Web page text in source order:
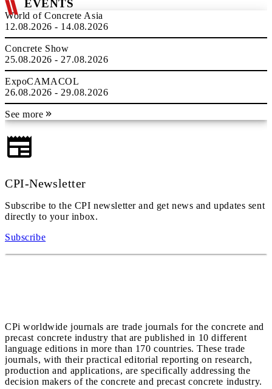
EVENTS
World of Concrete Asia
12.08.2026 - 14.08.2026
Concrete Show
25.08.2026 - 27.08.2026
ExpoCAMACOL
26.08.2026 - 29.08.2026
See more
CPI-Newsletter
Subscribe to the CPI newsletter and get news and updates sent
directly to your inbox.
Subscribe
CPi worldwide journals are trade journals for the concrete and
precast concrete industry that are published in 10 different
language editions in more than 170 countries. These trade
journals, with their practical editorial reporting on research,
production and applications, are specifically addressing the
decision makers of the concrete and precast concrete industry.